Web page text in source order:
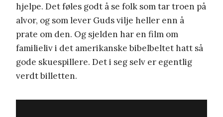
hjelpe. Det føles godt å se folk som tar troen på
alvor, og som lever Guds vilje heller enn å
prate om den. Og sjelden har en film om
familieliv i det amerikanske bibelbeltet hatt så
gode skuespillere. Det i seg selv er egentlig
verdt billetten.